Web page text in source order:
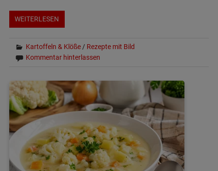
WEITERLESEN
Kartoffeln & Klöße / Rezepte mit Bild
Kommentar hinterlassen